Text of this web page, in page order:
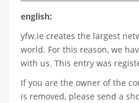
english:
yfw.ie creates the largest
world. For this reason, we
with us. This entry was
If you are the owner of the
is removed, please send a